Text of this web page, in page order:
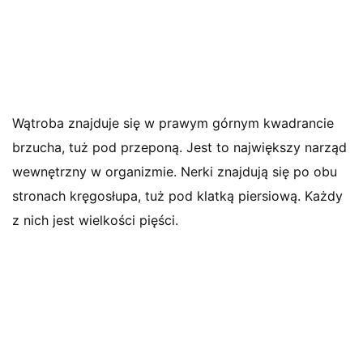
Wątroba znajduje się w prawym górnym kwadrancie
brzucha, tuż pod przeponą. Jest to największy narząd
wewnętrzny w organizmie. Nerki znajdują się po obu
stronach kręgosłupa, tuż pod klatką piersiową. Każdy
z nich jest wielkości pięści.